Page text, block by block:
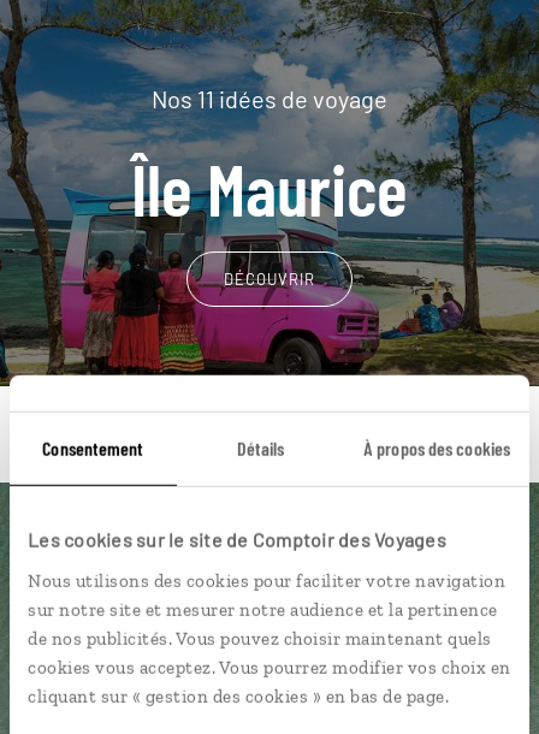
Consentement Détails À propos des cookies
Les cookies sur le site de Comptoir des Voyages
Nous utilisons des cookies pour faciliter votre navigation
sur notre site et mesurer notre audience et la pertinence
de nos publicités. Vous pouvez choisir maintenant quels
cookies vous acceptez. Vous pourrez modifier vos choix en
cliquant sur « gestion des cookies » en bas de page.
Nos 11 idées de voyage
Île Maurice
DÉCOUVRIR
Une envie de voyage
particulière ?
Mont Limon